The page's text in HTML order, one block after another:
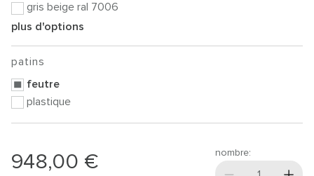
gris beige ral 7006
plus d'options
patins
feutre
plastique
948,00 € nombre: